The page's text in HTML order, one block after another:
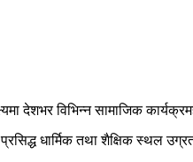
देशभर विभिन्न सामाजिक
धार्मिक तथा शैक्षिक स्थल